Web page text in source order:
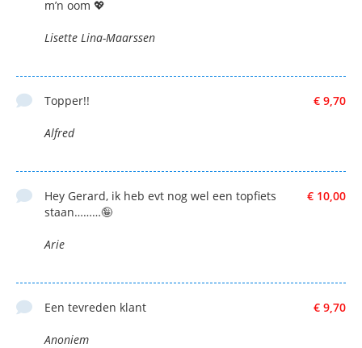
m’n oom 💖
Lisette Lina-Maarssen
€ 9,70
Topper!!
Alfred
€ 10,00
Hey Gerard, ik heb evt nog wel een topfiets
staan………🤪
Arie
€ 9,70
Een tevreden klant
Anoniem